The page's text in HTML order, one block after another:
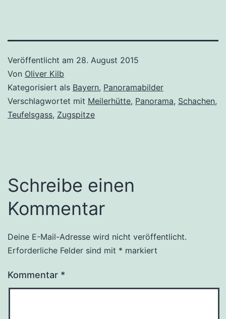
Veröffentlicht am 28. August 2015
Von Oliver Kilb
Kategorisiert als Bayern, Panoramabilder
Verschlagwortet mit Meilerhütte, Panorama, Schachen,
Teufelsgass, Zugspitze
Schreibe einen
Kommentar
Deine E-Mail-Adresse wird nicht veröffentlicht.
Erforderliche Felder sind mit * markiert
Kommentar *